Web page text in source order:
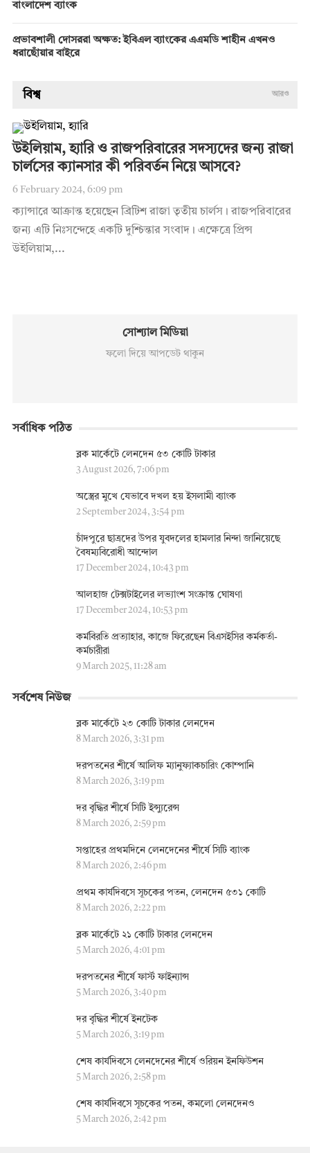
বাংলাদেশ ব্যাংক
প্রভাবশালী দোসররা অক্ষত: ইবিএল ব্যাংকের এএমডি শাহীন এখনও
ধরাছোঁয়ার বাইরে
বিশ্ব আরও
উইলিয়াম, হ্যারি ও রাজপরিবারের সদস্যদের জন্য রাজা
চার্লসের ক্যানসার কী পরিবর্তন নিয়ে আসবে?
6 February 2024, 6:09 pm
ক্যান্সারে আক্রান্ত হয়েছেন ব্রিটিশ রাজা তৃতীয় চার্লস। রাজপরিবারের
জন্য এটি নিঃসন্দেহে একটি দুশ্চিন্তার সংবাদ। এক্ষেত্রে প্রিন্স
উইলিয়াম,...
সোশ্যাল মিডিয়া
ফলো দিয়ে আপডেট থাকুন
সর্বাধিক পঠিত
ব্লক মার্কেটে লেনদেন ৫৩ কোটি টাকার
3 August 2026, 7:06 pm
অস্ত্রের মুখে যেভাবে দখল হয় ইসলামী ব্যাংক
2 September 2024, 3:54 pm
চাঁদপুরে ছাত্রদের উপর যুবদলের হামলার নিন্দা জানিয়েছে
বৈষম্যবিরোধী আন্দোল
17 December 2024, 10:43 pm
আলহাজ টেক্সটাইলের লভ্যাংশ সংক্রান্ত ঘোষণা
17 December 2024, 10:53 pm
কর্মবিরতি প্রত্যাহার, কাজে ফিরেছেন বিএসইসির কর্মকর্তা-
কর্মচারীরা
9 March 2025, 11:28 am
সর্বশেষ নিউজ
ব্লক মার্কেটে ২৩ কোটি টাকার লেনদেন
8 March 2026, 3:31 pm
দরপতনের শীর্ষে আলিফ ম্যানুফ্যাকচারিং কোম্পানি
8 March 2026, 3:19 pm
দর বৃদ্ধির শীর্ষে সিটি ইন্স্যুরেন্স
8 March 2026, 2:59 pm
সপ্তাহের প্রথমদিনে লেনদেনের শীর্ষে সিটি ব্যাংক
8 March 2026, 2:46 pm
প্রথম কার্যদিবসে সূচকের পতন, লেনদেন ৫৩১ কোটি
8 March 2026, 2:22 pm
ব্লক মার্কেটে ২১ কোটি টাকার লেনদেন
5 March 2026, 4:01 pm
দরপতনের শীর্ষে ফার্স্ট ফাইন্যান্স
5 March 2026, 3:40 pm
দর বৃদ্ধির শীর্ষে ইনটেক
5 March 2026, 3:19 pm
শেষ কার্যদিবসে লেনদেনের শীর্ষে ওরিয়ন ইনফিউশন
5 March 2026, 2:58 pm
শেষ কার্যদিবসে সূচকের পতন, কমলো লেনদেনও
5 March 2026, 2:42 pm